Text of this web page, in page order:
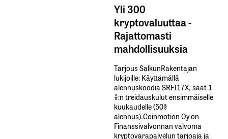
Yli 300
kryptovaluuttaa -
Rajattomasti
mahdollisuuksia
Tarjous SalkunRakentajan
lukijoille: Käyttämällä​ ​
alennuskoodia​ ​SRFI17X,​ ​saat​ ​1
%:n treidauskulut​ ​ensimmäiselle​ ​
kuukaudelle​ ​(50%​ ​
alennus).Coinmotion Oy on
Finanssivalvonnan valvoma
kryptovarapalvelun tarjoaja ja